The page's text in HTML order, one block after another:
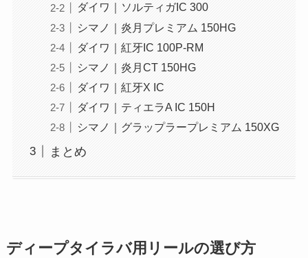
ダイワ｜ソルティガIC 300
シマノ｜炎月プレミアム 150HG
ダイワ｜紅牙IC 100P-RM
シマノ｜炎月CT 150HG
ダイワ｜紅牙X IC
ダイワ｜ティエラA IC 150H
シマノ｜グラップラープレミアム 150XG
まとめ
ディープタイラバ用リールの選び方